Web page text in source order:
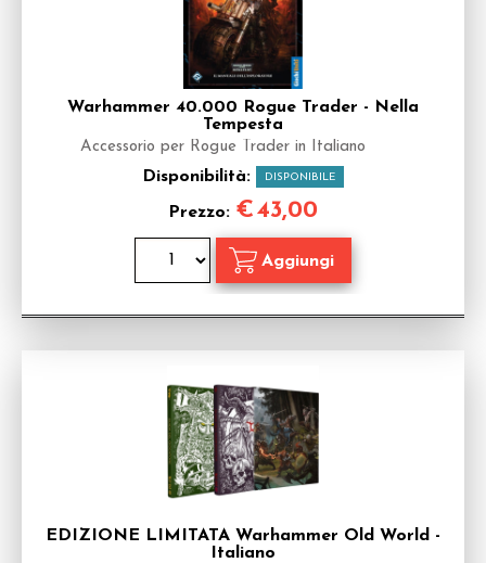
Warhammer 40.000 Rogue Trader - Nella
Tempesta
Accessorio per Rogue Trader in Italiano
Disponibilità: DISPONIBILE
Prezzo: €43,00
EDIZIONE LIMITATA Warhammer Old World -
Italiano